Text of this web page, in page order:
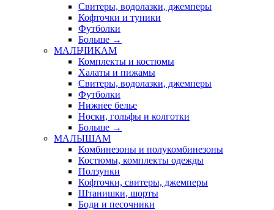
Свитеры, водолазки, джемперы
Кофточки и туники
Футболки
Больше →
МАЛЬЧИКАМ
Комплекты и костюмы
Халаты и пижамы
Свитеры, водолазки, джемперы
Футболки
Нижнее белье
Носки, гольфы и колготки
Больше →
МАЛЫШАМ
Комбинезоны и полукомбинезоны
Костюмы, комплекты одежды
Ползунки
Кофточки, свитеры, джемперы
Штанишки, шорты
Боди и песочники